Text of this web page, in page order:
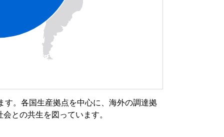
す。各国生産拠点を中心に、海外の調達拠
との共生を図っています。